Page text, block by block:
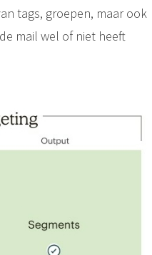
tags, groepen, maar ook
mail wel of niet heeft